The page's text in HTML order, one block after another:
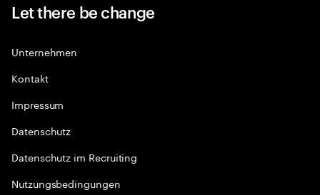
Let there be change
Unternehmen
Kontakt
Impressum
Datenschutz
Datenschutz im Recruiting
Nutzungsbedingungen